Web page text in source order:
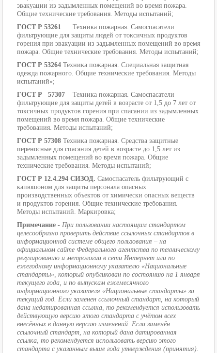
эвакуации из задымленных помещений во время пожара.
Общие технические требования. Методы испытаний;
ГОСТ Р 53261
Техника пожарная. Самоспасатели
фильтрующие для защиты людей от токсичных продуктов
горения при эвакуации из задымленных помещений во время
пожара. Общие технические требования. Методы испытаний;
ГОСТ Р 53264 Техника пожарная. Специальная защитная
одежда пожарного. Общие технические требования. Методы
испытаний»;
ГОСТ Р 57307 Техника пожарная. Самоспасатели
фильтрующие для защиты детей в возрасте от 1,5 до 7 лет от
токсичных продуктов горения при спасании из задымленных
помещений во время пожара. Общие технические
требования. Методы испытаний;
ГОСТ Р 57308 Техника пожарная. Средства защитные
переносные для спасания детей в возрасте до 1,5 лет из
задымленных помещений во время пожара. Общие
технические требования. Методы испытаний;
ГОСТ Р 12.4.294 СИЗОД. Самоспасатель фильтрующий с
капюшоном для защиты персонала опасных
производственных объектов от химически опасных веществ
и продуктов горения. Общие технические требования.
Методы испытаний. Маркировка;
Примечание - При пользовании настоящим стандартом
целесообразно проверить действие ссылочных стандартов в
информационной системе общего пользования – на
официальном сайте Федерального агентства по техническому
регулированию и метрологии в сети Интернет или по
ежегодному информационному указателю «Национальные
стандарты», который опубликован по состоянию на 1 января
текущего года, и по выпускам ежемесячного
информационного указателя «Национальные стандарты» за
текущий год. Если заменен ссылочный стандарт, на который
дана недатированная ссылка, то рекомендуется использовать
действующую версию этого стандарта с учётом всех
внесённых в данную версию изменений. Если заменён
ссылочный стандарт, на который дана датированная
ссылка, то рекомендуется использовать версию этого
стандарта с указанным выше года утверждения (принятия).